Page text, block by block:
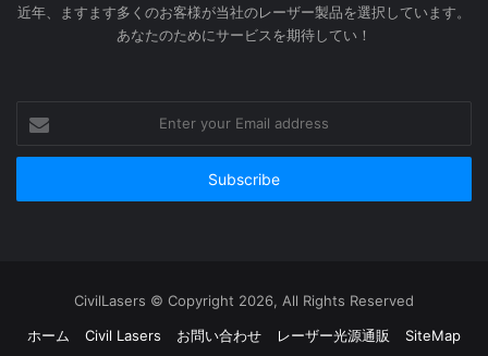
近年、ますます多くのお客様が当社のレーザー製品を選択しています。
あなたのためにサービスを期待してい！
your
Email
CivilLasers © Copyright 2026, All Rights Reserved
ホーム
Civil Lasers お問い合わせ レーザー光源通販 SiteMap